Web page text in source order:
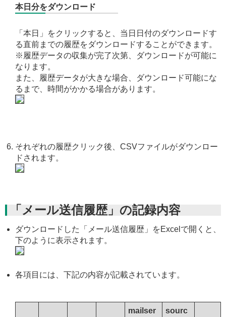
本日分をダウンロード
「本日」をクリックすると、当日日付のダウンロードす
る直前までの履歴をダウンロードすることができます。
※履歴データの収集が完了次第、ダウンロードが可能に
なります。
また、履歴データが大きな場合、ダウンロード可能にな
るまで、時間がかかる場合があります。
それぞれの履歴クリック後、CSVファイルがダウンロー
ドされます。
「メール送信履歴」の記録内容
ダウンロードした「メール送信履歴」をExcelで開くと、
下のように表示されます。
各項目には、下記の内容が記載されています。
mailser
sourc